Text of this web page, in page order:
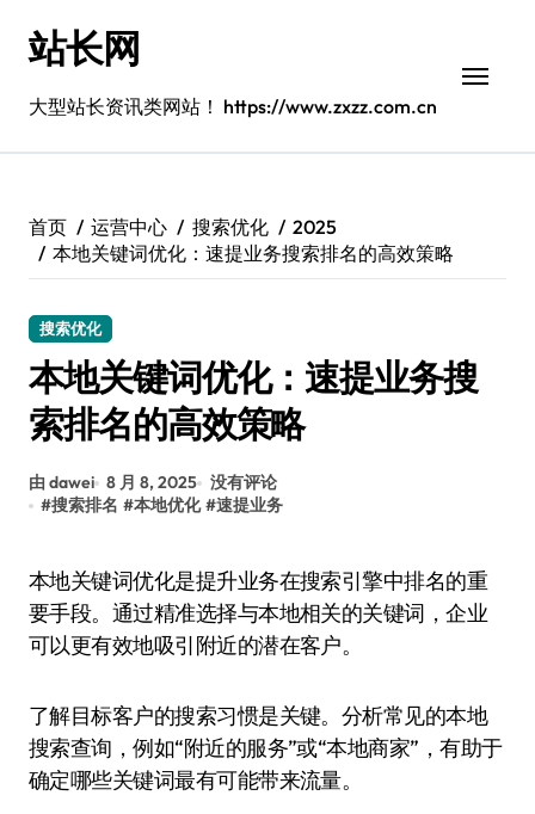
站长网
大型站长资讯类网站！ https://www.zxzz.com.cn
首页 运营中心 搜索优化
2025
本地关键词优化：速提业务搜索排名的高效策略
搜索优化
本地关键词优化：速提业务搜
索排名的高效策略
由 dawei 8 月 8, 2025 没有评论
#搜索排名 #本地优化 #速提业务
本地关键词优化是提升业务在搜索引擎中排名的重
要手段。通过精准选择与本地相关的关键词，企业
可以更有效地吸引附近的潜在客户。
了解目标客户的搜索习惯是关键。分析常见的本地
搜索查询，例如“附近的服务”或“本地商家”，有助于
确定哪些关键词最有可能带来流量。